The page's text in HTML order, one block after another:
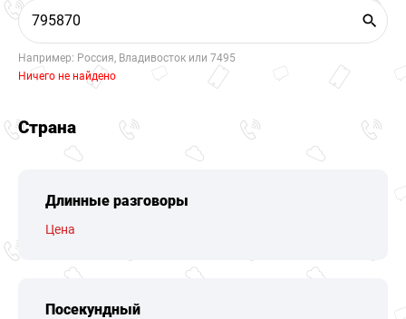
Например: Россия, Владивосток или 7495
Ничего не найдено
Страна
Длинные разговоры
Цена
Посекундный